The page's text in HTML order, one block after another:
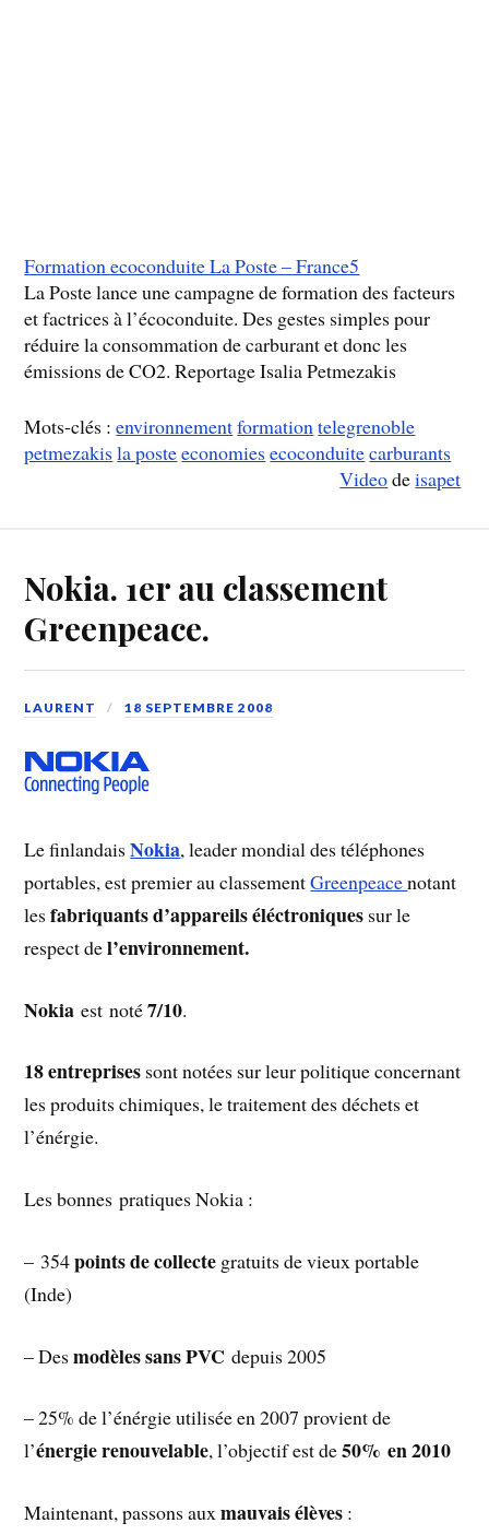
Formation ecoconduite La Poste – France5
La Poste lance une campagne de formation des facteurs
et factrices à l’écoconduite. Des gestes simples pour
réduire la consommation de carburant et donc les
émissions de CO2. Reportage Isalia Petmezakis
Mots-clés :environnementformation telegrenoble
petmezakis la posteeconomies ecoconduitecarburants
Videodeisapet
Nokia. 1er au classement
Greenpeace.
LAURENT 18 SEPTEMBRE 2008
Le finlandaisNokia, leader mondial des téléphones
portables, est premier au classementGreenpeacenotant
lesfabriquants d’appareils éléctroniques sur le
respect del’environnement.
Nokia est noté7/10.
18 entreprises sont notées sur leur politique concernant
les produits chimiques, le traitement des déchets et
l’énérgie.
Les bonnes pratiques Nokia :
– 354points de collecte gratuits de vieux portable
(Inde)
– Desmodèles sans PVC depuis 2005
– 25% de l’énérgie utilisée en 2007 provient de
l’énergie renouvelable, l’objectif est de50% en 2010
Maintenant, passons auxmauvais élèves :